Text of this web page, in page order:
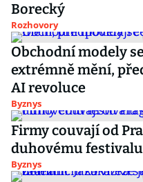
Borecký
Rozhovory
Obchodní modely
extrémně mění,
AI revoluce
Byznys
Firmy couvají od
duhovému
Byznys